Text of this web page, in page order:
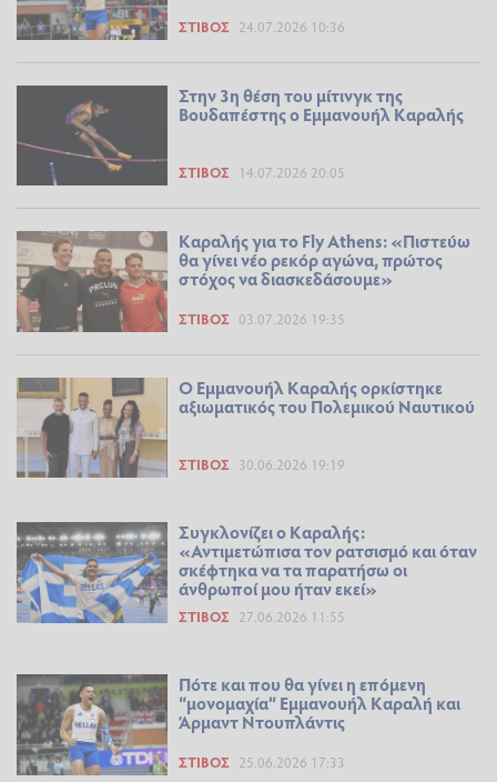
ΣΤΊΒΟΣ 24.07.2026 10:36
Στην 3η θέση του μίτινγκ της
Βουδαπέστης ο Εμμανουήλ Καραλής
ΣΤΊΒΟΣ 14.07.2026 20:05
Καραλής για το Fly Athens: «Πιστεύω
θα γίνει νέο ρεκόρ αγώνα, πρώτος
στόχος να διασκεδάσουμε»
ΣΤΊΒΟΣ 03.07.2026 19:35
Ο Εμμανουήλ Καραλής ορκίστηκε
αξιωματικός του Πολεμικού Ναυτικού
ΣΤΊΒΟΣ 30.06.2026 19:19
Συγκλονίζει ο Καραλής:
«Αντιμετώπισα τον ρατσισμό και όταν
σκέφτηκα να τα παρατήσω οι
άνθρωποί μου ήταν εκεί»
ΣΤΊΒΟΣ 27.06.2026 11:55
Πότε και που θα γίνει η επόμενη
“μονομαχία” Εμμανουήλ Καραλή και
Άρμαντ Ντουπλάντις
ΣΤΊΒΟΣ 25.06.2026 17:33